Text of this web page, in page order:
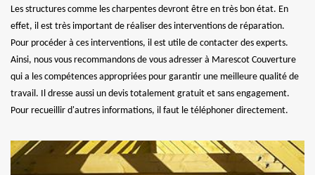
Les structures comme les charpentes devront être en très bon état. En
effet, il est très important de réaliser des interventions de réparation.
Pour procéder à ces interventions, il est utile de contacter des experts.
Ainsi, nous vous recommandons de vous adresser à Marescot Couverture
qui a les compétences appropriées pour garantir une meilleure qualité de
travail. Il dresse aussi un devis totalement gratuit et sans engagement.
Pour recueillir d'autres informations, il faut le téléphoner directement.